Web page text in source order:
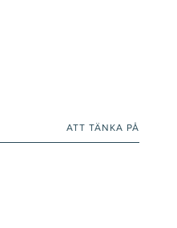
ATT TÄNKA PÅ